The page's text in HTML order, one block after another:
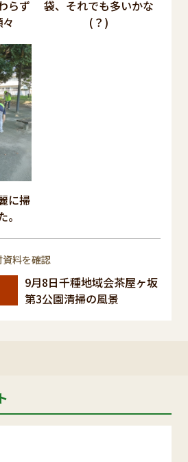
らず
袋、それでも多いかな
(？)
に掃
料を確認
9月8日千種地域会茶屋ヶ坂
第3公園清掃の風景